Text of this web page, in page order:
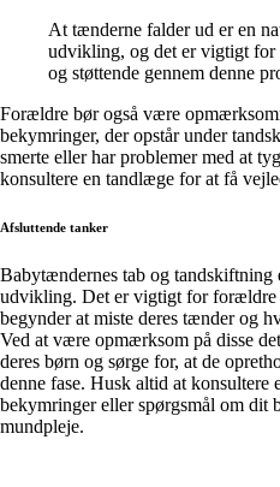
At tænderne falder ud er en
udvikling, og det er vigtigt
og støttende gennem denne
Forældre bør også være
bekymringer, der opstår under
smerte eller har problemer med at
konsultere en tandlæge for at få
Afsluttende tanker
Babytændernes tab og tandskiftning
udvikling. Det er vigtigt for forældre
begynder at miste deres tænder og
Ved at være opmærksom på disse
deres børn og sørge for, at de
denne fase. Husk altid at konsultere
bekymringer eller spørgsmål om dit
mundpleje.